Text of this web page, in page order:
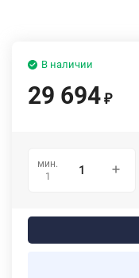
В наличии
29 694 ₽
мин.
1